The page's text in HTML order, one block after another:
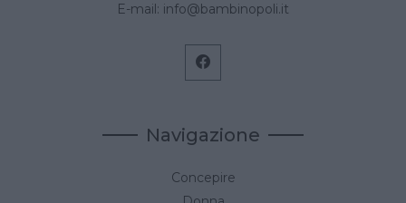
E-mail: info@bambinopoli.it
Navigazione
Concepire